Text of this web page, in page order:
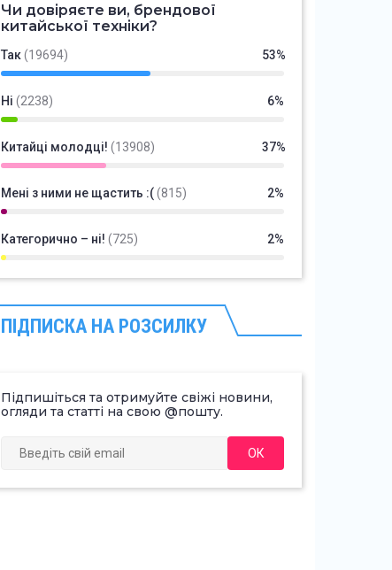
Чи довіряєте ви, брендової
китайської техніки?
Так(19694) 53%
Ні (2238) 6%
Китайці молодці! (13908) 37%
Мені з ними не щастить :((815) 2%
Категорично – ні! (725) 2%
ПІДПИСКА НА РОЗСИЛКУ
Підпишіться та отримуйте свіжі новини,
огляди та статті на свою @пошту.
ОК